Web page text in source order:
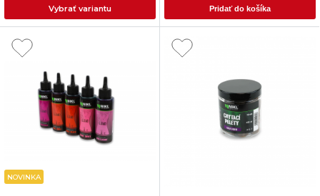
Vybrať variantu Pridať do košíka
NOVINKA